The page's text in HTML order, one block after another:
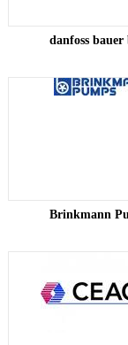
danfoss bauer
Brinkmann